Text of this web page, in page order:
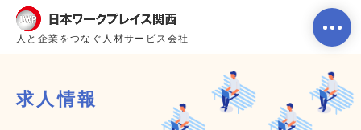
人と企業をつなぐ人材サービス会社
求人情報